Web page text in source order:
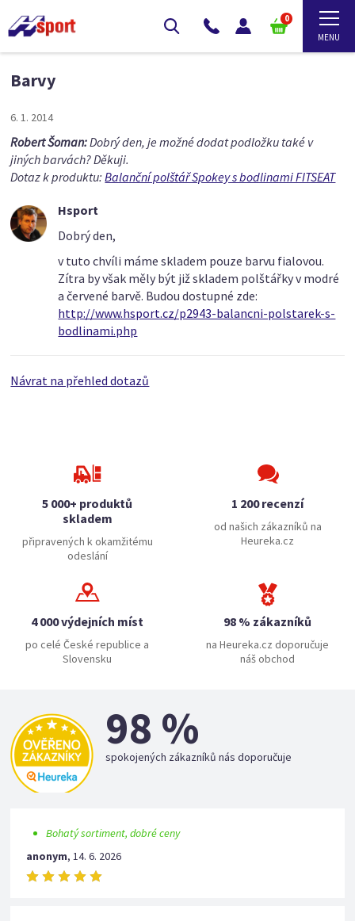
0
Barvy
6. 1. 2014
Robert Šoman:Dobrý den, je možné dodat podložku také v
jiných barvách? Děkuji.
Dotaz k produktu:Balanční polštář Spokey s bodlinami FITSEAT
Hsport
Dobrý den,
v tuto chvíli máme skladem pouze barvu fialovou.
Zítra by však měly být již skladem polštářky v modré
a červené barvě. Budou dostupné zde:
http://www.hsport.cz/p2943-balancni-polstarek-s-
bodlinami.php
Návrat na přehled dotazů
5 000+ produktů
skladem
připravených k okamžitému
odeslání
1 200 recenzí
od našich zákazníků na
Heureka.cz
4 000 výdejních míst
po celé České republice a
Slovensku
98 % zákazníků
na Heureka.cz doporučuje
náš obchod
98 %
spokojených zákazníků nás doporučuje
Bohatý sortiment, dobré ceny
anonym,14. 6. 2026